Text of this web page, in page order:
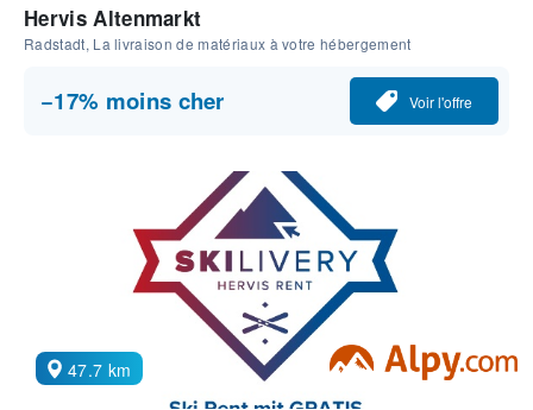
Hervis Altenmarkt
Radstadt, La livraison de matériaux à votre hébergement
−17% moins cher Voir l'offre
47.7 km